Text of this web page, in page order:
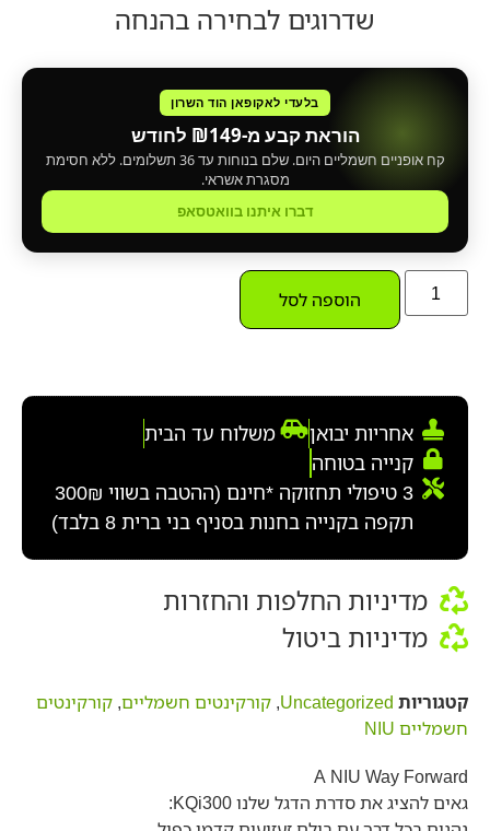
שדרוגים לבחירה בהנחה
בלעדי לאקופאן הוד השרון
הוראת קבע מ-₪149 לחודש
קח אופניים חשמליים היום. שלם בנוחות עד 36 תשלומים. ללא חסימת
מסגרת אשראי.
דברו איתנו בוואטסאפ
הוספה לסל
אחריות יבואן
משלוח עד הבית
קנייה בטוחה
3 טיפולי תחזוקה *חינם (ההטבה בשווי 300₪
תקפה בקנייה בחנות בסניף בני ברית 8 בלבד)
מדיניות החלפות והחזרות
מדיניות ביטול
קטגוריות Uncategorized
, קורקינטים חשמליים, קורקינטים
חשמליים NIU
A NIU Way Forward
גאים להציג את סדרת הדגל שלנו KQi300: